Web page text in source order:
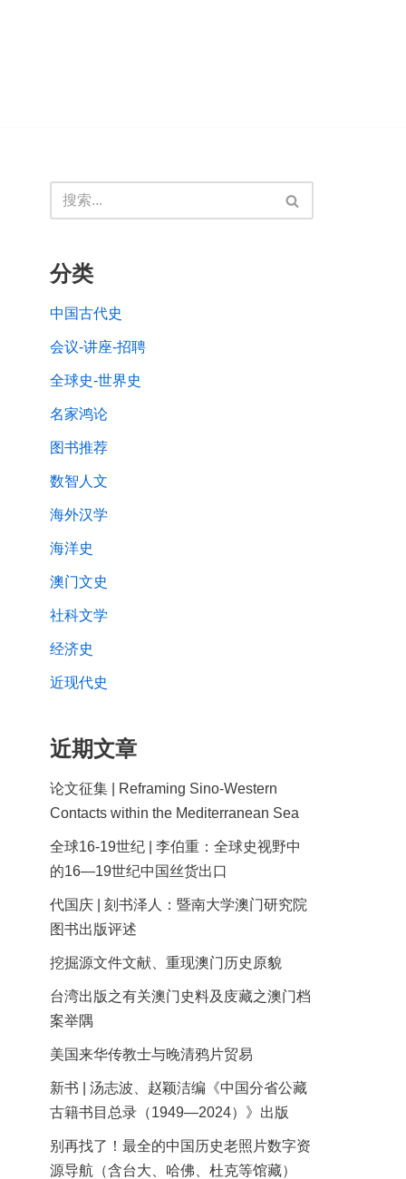
分类
中国古代史
会议-讲座-招聘
全球史-世界史
名家鸿论
图书推荐
数智人文
海外汉学
海洋史
澳门文史
社科文学
经济史
近现代史
近期文章
论文征集 | Reframing Sino-Western
Contacts within the Mediterranean Sea
全球16-19世纪 | 李伯重：全球史视野中
的16—19世纪中国丝货出口
代国庆 | 刻书泽人：暨南大学澳门研究院
图书出版评述
挖掘源文件文献、重现澳门历史原貌
台湾出版之有关澳门史料及庋藏之澳门档
案举隅
美国来华传教士与晚清鸦片贸易
新书 | 汤志波、赵颖洁编《中国分省公藏
古籍书目总录（1949—2024）》出版
别再找了！最全的中国历史老照片数字资
源导航（含台大、哈佛、杜克等馆藏）